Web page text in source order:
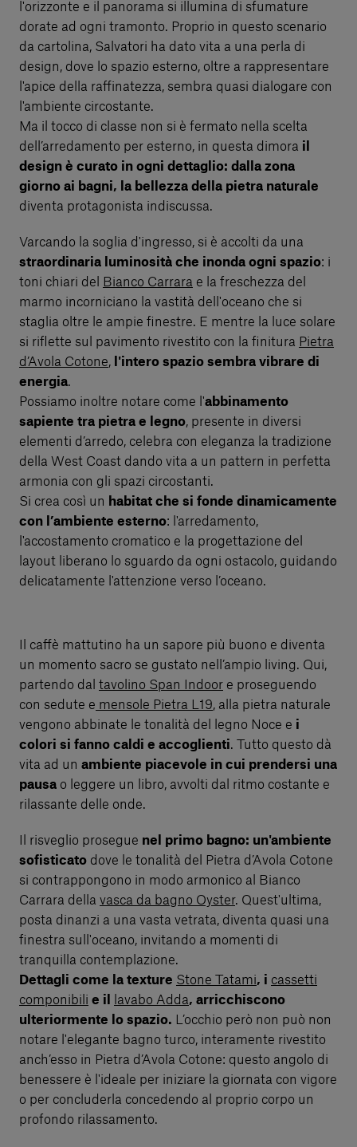
l'orizzonte e il panorama si illumina di sfumature
dorate ad ogni tramonto. Proprio in questo scenario
da cartolina, Salvatori ha dato vita a una perla di
design, dove lo spazio esterno, oltre a rappresentare
l'apice della raffinatezza, sembra quasi dialogare con
l'ambiente circostante.
Ma il tocco di classe non si è fermato nella scelta
dell’arredamento per esterno, in questa dimora il
design è curato in ogni dettaglio: dalla zona
giorno ai bagni, la bellezza della pietra naturale
diventa protagonista indiscussa.
Varcando la soglia d'ingresso, si è accolti da una
straordinaria luminosità che inonda ogni spazio: i
toni chiari del
Bianco Carrara e la freschezza del
marmo incorniciano la vastità dell'oceano che si
staglia oltre le ampie finestre. E mentre la luce solare
si riflette sul pavimento rivestito con la finitura Pietra
d’Avola Cotone,
l'intero spazio sembra vibrare di
energia.
Possiamo inoltre notare come l'abbinamento
sapiente tra pietra e legno, presente in diversi
elementi d’arredo, celebra con eleganza la tradizione
della West Coast dando vita a un pattern in perfetta
armonia con gli spazi circostanti.
Si crea così un habitat che si fonde dinamicamente
con l’ambiente esterno: l'arredamento,
l'accostamento cromatico e la progettazione del
layout liberano lo sguardo da ogni ostacolo, guidando
delicatamente l'attenzione verso l’oceano.
Il caffè mattutino ha un sapore più buono e diventa
un momento sacro se gustato nell’ampio living. Qui,
partendo dal tavolino Span Indoor e proseguendo
con sedute e mensole Pietra L19, alla pietra naturale
vengono abbinate le tonalità del legno Noce e i
colori si fanno caldi e accoglienti. Tutto questo dà
vita ad un ambiente piacevole in cui prendersi una
pausa o leggere un libro, avvolti dal ritmo costante e
rilassante delle onde.
Il risveglio prosegue nel primo bagno: un'ambiente
sofisticato dove le tonalità del Pietra d’Avola Cotone
si contrappongono in modo armonico al Bianco
Carrara della vasca da bagno Oyster. Quest'ultima,
posta dinanzi a una vasta vetrata, diventa quasi una
finestra sull'oceano, invitando a momenti di
tranquilla contemplazione.
Dettagli come la texture Stone Tatami, i cassetti
componibili e il lavabo Adda, arricchiscono
ulteriormente lo spazio. L’occhio però non può non
notare l'elegante bagno turco, interamente rivestito
anch’esso in Pietra d’Avola Cotone: questo angolo di
benessere è l'ideale per iniziare la giornata con vigore
o per concluderla concedendo al proprio corpo un
profondo rilassamento.